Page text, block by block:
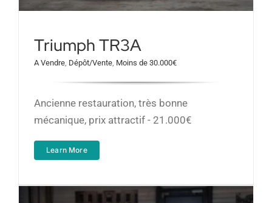
Triumph TR3A
A Vendre Dépôt/Vente Moins de 30.000€
Ancienne restauration, très bonne
mécanique, prix attractif - 21.000€
Learn More